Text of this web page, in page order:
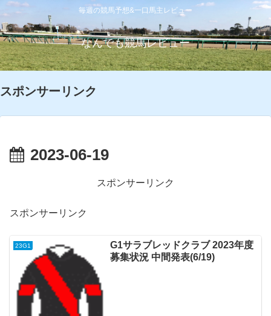
毎週の競馬予想&一口馬主レビュー
なんでも競馬レビュー
スポンサーリンク
2023-06-19
スポンサーリンク
スポンサーリンク
23G1
G1サラブレッドクラブ 2023年度
募集状況 中間発表(6/19)